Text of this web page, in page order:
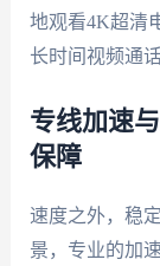
地观看4K超清
长时间视频通
专线加速
保障
速度之外，稳
景，专业的加